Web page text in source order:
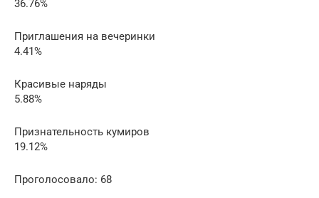
36.76%
Приглашения на вечеринки
4.41%
Красивые наряды
5.88%
Признательность кумиров
19.12%
Проголосовало: 68